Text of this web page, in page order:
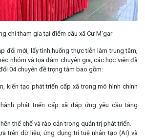
chí tham gia tại điểm cầu xã Cư M'gar
đổi mới, lấy tình huống thực tiễn làm trung tâm,
nhóm và tọa đàm chuyên gia, các học viên đã
04 chuyên đề trọng tâm bao gồm:
kiến tạo phát triển cấp xã trong mô hình chính
phát triển cấp xã đáp ứng yêu cầu tăng
thể chế và rào cản trong quản trị phát triển.
trên dữ liệu, ứng dụng trí tuệ nhân tạo (AI) và